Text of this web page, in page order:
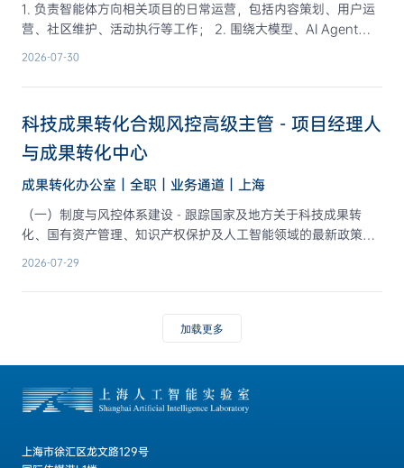
术演进规划，主导核心技术选型、架构升级与技术攻坚，保障平
台架构的前瞻性与可扩展性。 4. 赋能团队研发与跨团队协同：指
导核心模块研发，评审技术方案，规避架构风险；深度对接产
撑产品方案落地、行业场景迭代与生态能力建设。
1. 负责智能体方向相关项目的日常运营，包括内容策划、用户运
营、社区维护、活动执行等工作； 2. 围绕大模型、AI Agent、
工具调用、自动化任务等方向，完成项目介绍、技术解读、案例
术文档、官网/公众号等运营阵地，提升用户活跃度和项目影响
营活动的策划、执行与复盘。
2026-07-30
科技成果转化合规风控高级主管 - 项目经理人
与成果转化中心
成果转化办公室｜全职｜业务通道｜上海
（一）制度与风控体系建设 - 跟踪国家及地方关于科技成果转
化、国有资产管理、知识产权保护及人工智能领域的最新政策法
规，研究起草并完善单位内部科技成果转化合规管理制度文件。
定相关管理制度，构建全链条贯通的合规框架。 - 协助建立并完
善实验室与合作基金、基金会等机构合作的相关制度框架。
（二）项目合规审核与尽职调查 - 负责科技成果处置方案、转化
法律与财务尽职调查，重点评估合作方资质、知识产权权属（含
训练数据版权风险）、技术出口管制适用性及潜在法律纠纷，独
作开发、作价投资），识别并修改涉及IP归属、数据使用权、保
2026-07-29
加载更多
上海市徐汇区龙文路129号